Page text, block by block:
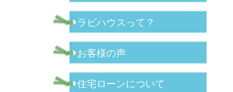
ラビハウスって？
お客様の声
住宅ローンについて